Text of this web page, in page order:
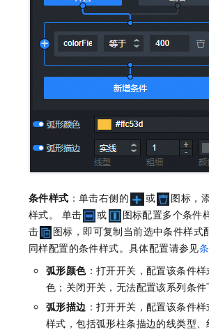
条件样式 ：单击右侧的 或
图标，
样式。 单击
或
图标配置多个条件
击
图标，即可复制当前选中条件样式
同样配置的条件样式。具体配置请参见
弧形颜色：打开开关，配置该条件
色；关闭开关，无法配置该系列条件
弧形描边 ：打开开关，配置该条件
样式，包括弧形柱条描边的线类型